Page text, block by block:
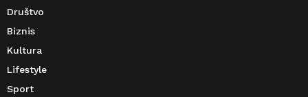
Društvo
Biznis
Kultura
Lifestyle
Sport